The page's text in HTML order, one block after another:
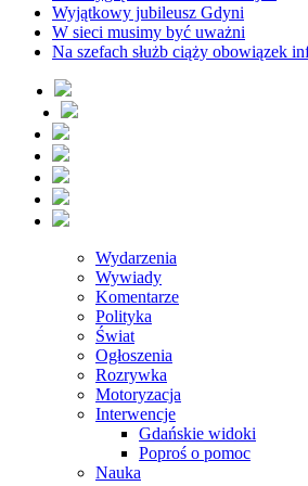
Wyjątkowy jubileusz Gdyni
W sieci musimy być uważni
Na szefach służb ciąży obowiązek
Wydarzenia
Wywiady
Komentarze
Polityka
Świat
Ogłoszenia
Rozrywka
Motoryzacja
Interwencje
Gdańskie widoki
Poproś o pomoc
Nauka